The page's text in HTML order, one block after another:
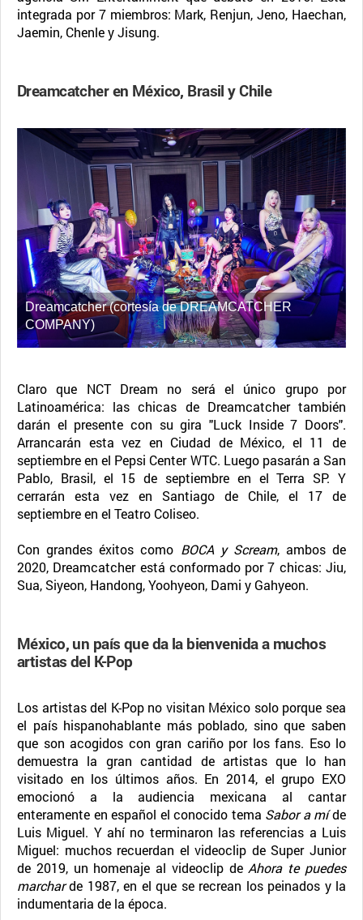
integrada por 7 miembros: Mark, Renjun, Jeno, Haechan,
Jaemin, Chenle y Jisung.
Dreamcatcher en México, Brasil y Chile
Dreamcatcher (cortesía de DREAMCATCHER
COMPANY)
Claro que NCT Dream no será el único grupo por
Latinoamérica: las chicas de Dreamcatcher también
darán el presente con su gira "Luck Inside 7 Doors".
Arrancarán esta vez en Ciudad de México, el 11 de
septiembre en el Pepsi Center WTC. Luego pasarán a San
Pablo, Brasil, el 15 de septiembre en el Terra SP. Y
cerrarán esta vez en Santiago de Chile, el 17 de
septiembre en el Teatro Coliseo.
Con grandes éxitos como BOCA y Scream, ambos de
2020, Dreamcatcher está conformado por 7 chicas: Jiu,
Sua, Siyeon, Handong, Yoohyeon, Dami y Gahyeon.
México, un país que da la bienvenida a muchos
artistas del K-Pop
Los artistas del K-Pop no visitan México solo porque sea
el país hispanohablante más poblado, sino que saben
que son acogidos con gran cariño por los fans. Eso lo
demuestra la gran cantidad de artistas que lo han
visitado en los últimos años. En 2014, el grupo EXO
emocionó a la audiencia mexicana al cantar
enteramente en español el conocido tema Sabor a míde
Luis Miguel. Y ahí no terminaron las referencias a Luis
Miguel: muchos recuerdan el videoclip de Super Junior
de 2019, un homenaje al videoclip de Ahora te puedes
marcharde 1987, en el que se recrean los peinados y la
indumentaria de la época.